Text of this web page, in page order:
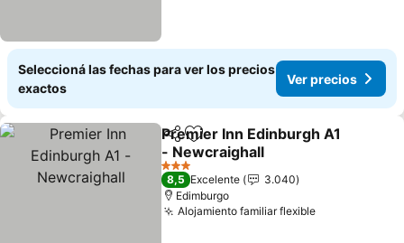
Seleccioná las fechas para ver los precios
exactos
Ver precios
CompartirAñadir a favoritos
Premier Inn Edinburgh A1
- Newcraighall
Ver precios
3 Estrellas
8,5 Excelente
3.040
Edimburgo
Alojamiento familiar flexibleVer precios